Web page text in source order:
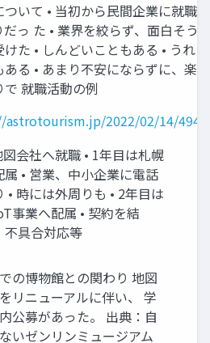
いて • 当初から民間企業に就職
っ た • 業界を絞らず、面白そう
た • しんどいこともある • うれ
ある • あまり不安にならずに、楽
で 就職活動の例
2022/02/14/494/
会社へ就職 • 1年目は札幌
属 • 営業、中小企業に電話
• 時には外周りも • 2年目は
事業へ配属 • 契約を結
不具合対応等
の博物館との関わり 地図
リニューアルに伴い、 学
公募があった。 出典：自
いゼンリンミュージアム